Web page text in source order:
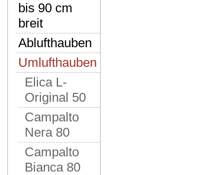
bis 90 cm
breit
Ablufthauben
Umlufthauben
Elica L-
Original 50
Campalto
Nera 80
Campalto
Bianca 80